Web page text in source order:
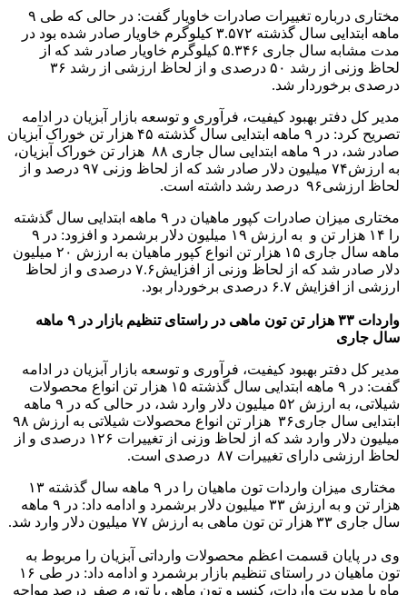
ماهه ابتدایی سال گذشته ۳.۵۷۲ کیلوگرم خاویار صادر شده بود در
مدت مشابه سال جاری ۵.۳۴۶ کیلوگرم خاویار صادر شد که از
لحاظ وزنی از رشد ۵۰ درصدی و از لحاظ ارزشی از رشد ۳۶
درصدی برخوردار شد.
مدیر کل دفتر بهبود کیفیت، فرآوری و توسعه بازار آبزیان در ادامه
تصریح کرد: در ۹ ماهه ابتدایی سال گذشته ۴۵ هزار تن خوراک آبزیان
صادر شد، در ۹ ماهه ابتدایی سال جاری ۸۸ هزار تن خوراک آبزیان،
به ارزش۷۴ میلیون دلار صادر شد که از لحاظ وزنی ۹۷ درصد و از
لحاظ ارزشی۹۶ درصد رشد داشته است.
مختاری میزان صادرات کپور ماهیان در ۹ ماهه ابتدایی سال گذشته
را ۱۴ هزار تن و به ارزش ۱۹ میلیون دلار برشمرد و افزود: در ۹
ماهه سال جاری ۱۵ هزار تن انواع کپور ماهیان به ارزش ۲۰ میلیون
دلار صادر شد که از لحاظ وزنی از افزایش۷.۶ درصدی و از لحاظ
ارزشی از افزایش ۶.۷ درصدی برخوردار بود.
واردات ۳۳ هزار تن تون ماهی در راستای تنظیم بازار در ۹ ماهه
سال جاری
مدیر کل دفتر بهبود کیفیت، فرآوری و توسعه بازار آبزیان در ادامه
گفت: در ۹ ماهه ابتدایی سال گذشته ۱۵ هزار تن انواع محصولات
شیلاتی، به ارزش ۵۲ میلیون دلار وارد شد، در حالی که در ۹ ماهه
ابتدایی سال جاری۳۶ هزار تن انواع محصولات شیلاتی به ارزش ۹۸
میلیون دلار وارد شد که از لحاظ وزنی از تغییرات ۱۲۶ درصدی و از
لحاظ ارزشی دارای تغییرات ۸۷ درصدی است.
مختاری میزان واردات تون ماهیان را در ۹ ماهه سال گذشته ۱۳
هزار تن و به ارزش ۳۳ میلیون دلار برشمرد و ادامه داد: در ۹ ماهه
سال جاری ۳۳ هزار تن تون ماهی به ارزش ۷۷ میلیون دلار وارد شد.
وی در پایان قسمت اعظم محصولات وارداتی آبزیان را مربوط به
تون ماهیان در راستای تنظیم بازار برشمرد و ادامه داد: در طی ۱۶
ماه با مدیریت واردات، کنسرو تون ماهی با تورم صفر درصد مواجه